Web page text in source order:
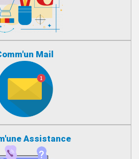
Mail
Assistance